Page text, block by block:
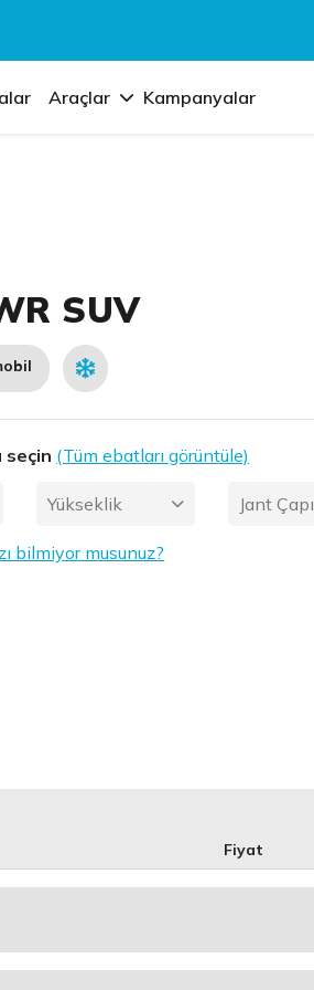
Araçlar Kampanyalar
SUV
seçin (Tüm ebatları görüntüle)
Yükseklik Jant Çapı
bilmiyor musunuz?
Fiyat